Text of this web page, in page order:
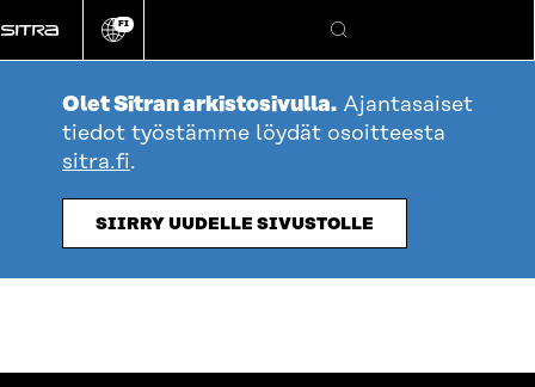
suoraan
sisältöön
Vaihda
kieli
FI
Hae
Olet Sitran arkistosivulla. Ajantasaiset
tiedot työstämme löydät osoitteesta
sitra.fi.
SIIRRY UUDELLE SIVUSTOLLE